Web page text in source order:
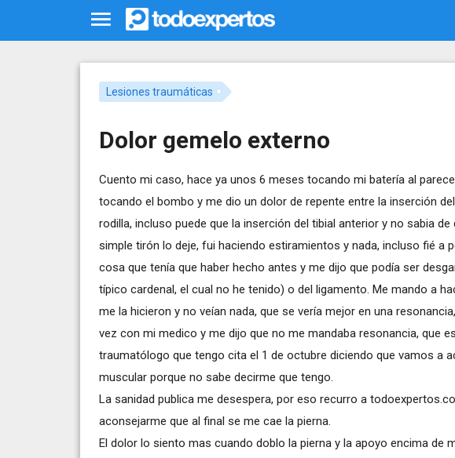
Lesiones traumáticas
Dolor gemelo externo
Cuento mi caso, hace ya unos 6 meses tocando mi batería al
tocando el bombo y me dio un dolor de repente entre la inserción
rodilla, incluso puede que la inserción del tibial anterior y no sabia
simple tirón lo deje, fui haciendo estiramientos y nada, incluso fié a
cosa que tenía que haber hecho antes y me dijo que podía ser
típico cardenal, el cual no he tenido) o del ligamento. Me mando a
me la hicieron y no veían nada, que se vería mejor en una
vez con mi medico y me dijo que no me mandaba resonancia, que
traumatólogo que tengo cita el 1 de octubre diciendo que vamos a
muscular porque no sabe decirme que tengo.
La sanidad publica me desespera, por eso recurro a
aconsejarme que al final se me cae la pierna.
El dolor lo siento mas cuando doblo la pierna y la apoyo encima de